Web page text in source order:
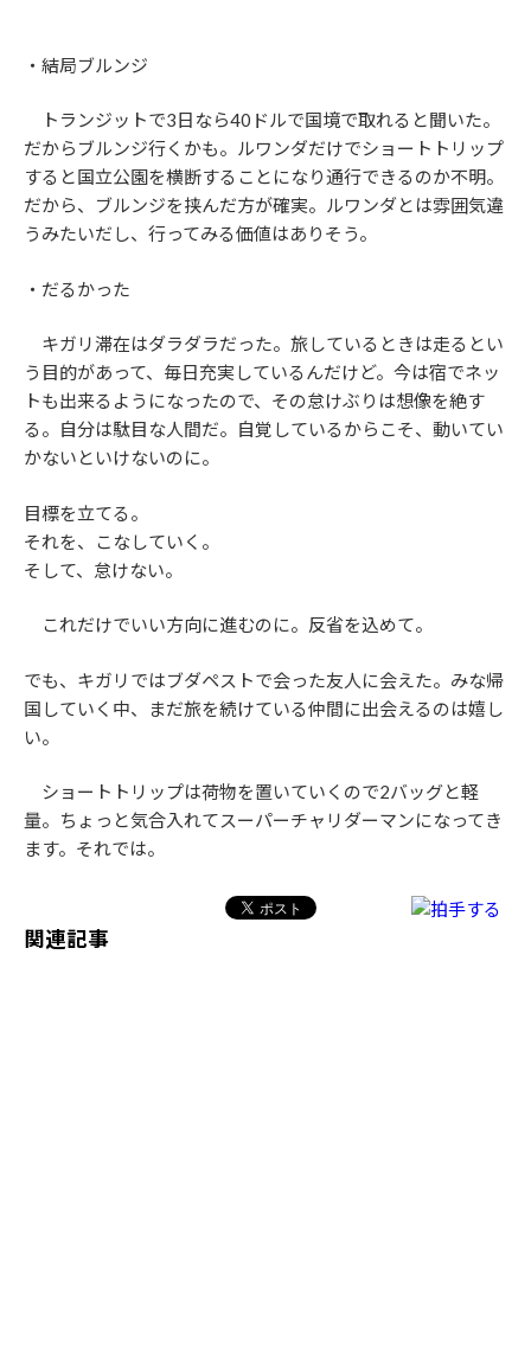
・結局ブルンジ
トランジットで3日なら40ドルで国境で取れると聞いた。
だからブルンジ行くかも。ルワンダだけでショートトリップ
すると国立公園を横断することになり通行できるのか不明。
だから、ブルンジを挟んだ方が確実。ルワンダとは雰囲気違
うみたいだし、行ってみる価値はありそう。
・だるかった
キガリ滞在はダラダラだった。旅しているときは走るとい
う目的があって、毎日充実しているんだけど。今は宿でネッ
トも出来るようになったので、その怠けぶりは想像を絶す
る。自分は駄目な人間だ。自覚しているからこそ、動いてい
かないといけないのに。
目標を立てる。
それを、こなしていく。
そして、怠けない。
これだけでいい方向に進むのに。反省を込めて。
でも、キガリではブダペストで会った友人に会えた。みな帰
国していく中、まだ旅を続けている仲間に出会えるのは嬉し
い。
ショートトリップは荷物を置いていくので2バッグと軽
量。ちょっと気合入れてスーパーチャリダーマンになってき
ます。それでは。
関連記事